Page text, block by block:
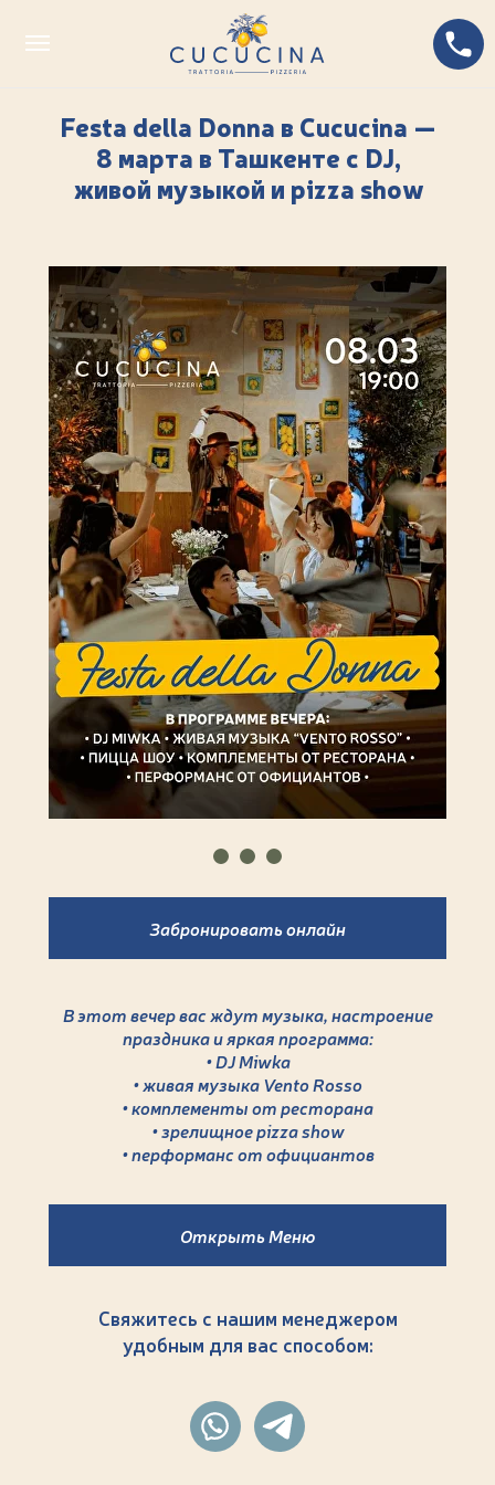
В этот вечер вас ждут музыка, настроение
праздника и яркая программа:
• DJ Miwka
• живая музыка Vento Rosso
• комплементы от ресторана
• зрелищное pizza show
• перформанс от официантов
Festa della Donna в Cucucina —
8 марта в Ташкенте с DJ,
живой музыкой и pizza show
Свяжитесь с нашим менеджером
удобным для вас способом:
Забронировать онлайн
Открыть Меню